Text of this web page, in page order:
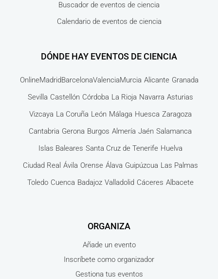
Buscador de eventos de ciencia
Calendario de eventos de ciencia
DÓNDE HAY EVENTOS DE CIENCIA
OnlineMadridBarcelonaValenciaMurcia Alicante Granada
Sevilla Castellón Córdoba La Rioja Navarra Asturias
Vizcaya La Coruña León Málaga Huesca Zaragoza
Cantabria Gerona Burgos Almería Jaén Salamanca
Islas Baleares Santa Cruz de Tenerife Huelva
Ciudad Real Ávila Orense Álava Guipúzcua Las Palmas
Toledo Cuenca Badajoz Valladolid Cáceres Albacete
ORGANIZA
Añade un evento
Inscríbete como organizador
Gestiona tus eventos